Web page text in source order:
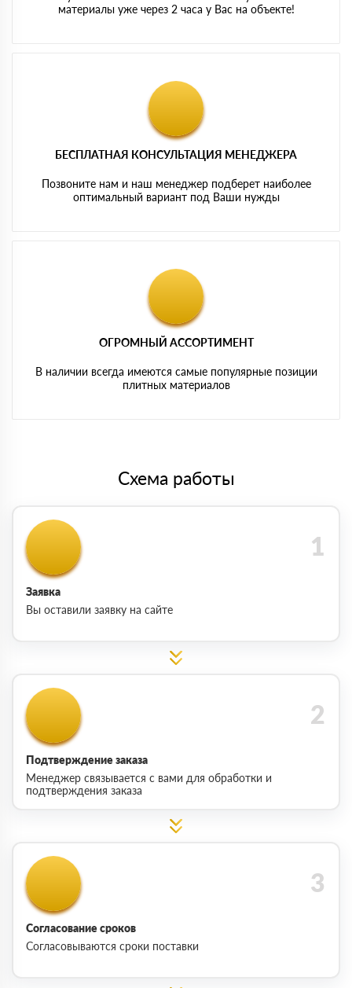
материалы уже через 2 часа у Вас на объекте!
БЕСПЛАТНАЯ КОНСУЛЬТАЦИЯ МЕНЕДЖЕРА
Позвоните нам и наш менеджер подберет наиболее
оптимальный вариант под Ваши нужды
ОГРОМНЫЙ АССОРТИМЕНТ
В наличии всегда имеются самые популярные позиции
плитных материалов
Схема работы
Заявка
Вы оставили заявку на сайте
Подтверждение заказа
Менеджер связывается с вами для обработки и
подтверждения заказа
Согласование сроков
Согласовываются сроки поставки